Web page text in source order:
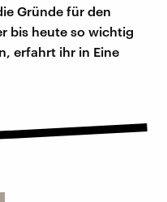
Gründe für den
bis heute so wichtig
erfahrt ihr in Eine